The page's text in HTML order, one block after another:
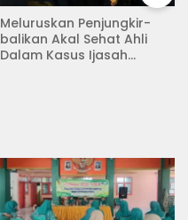
Meluruskan Penjungkir-
balikan Akal Sehat Ahli
Dalam Kasus Ijasah